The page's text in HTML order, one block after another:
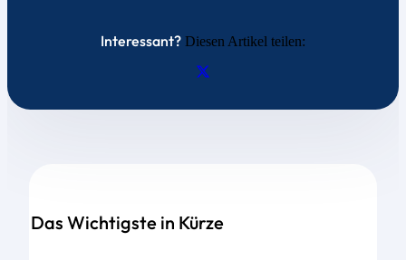
Interessant? Diesen Artikel teilen:
Das Wichtigste in Kürze